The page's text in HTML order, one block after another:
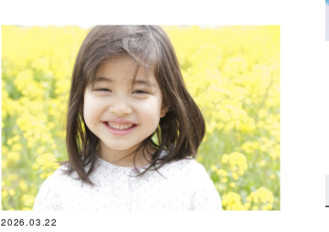
2026.03.22